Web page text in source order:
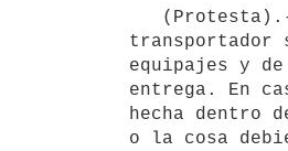
transportador
equipajes y
entrega. En
hecha dentro
o la cosa